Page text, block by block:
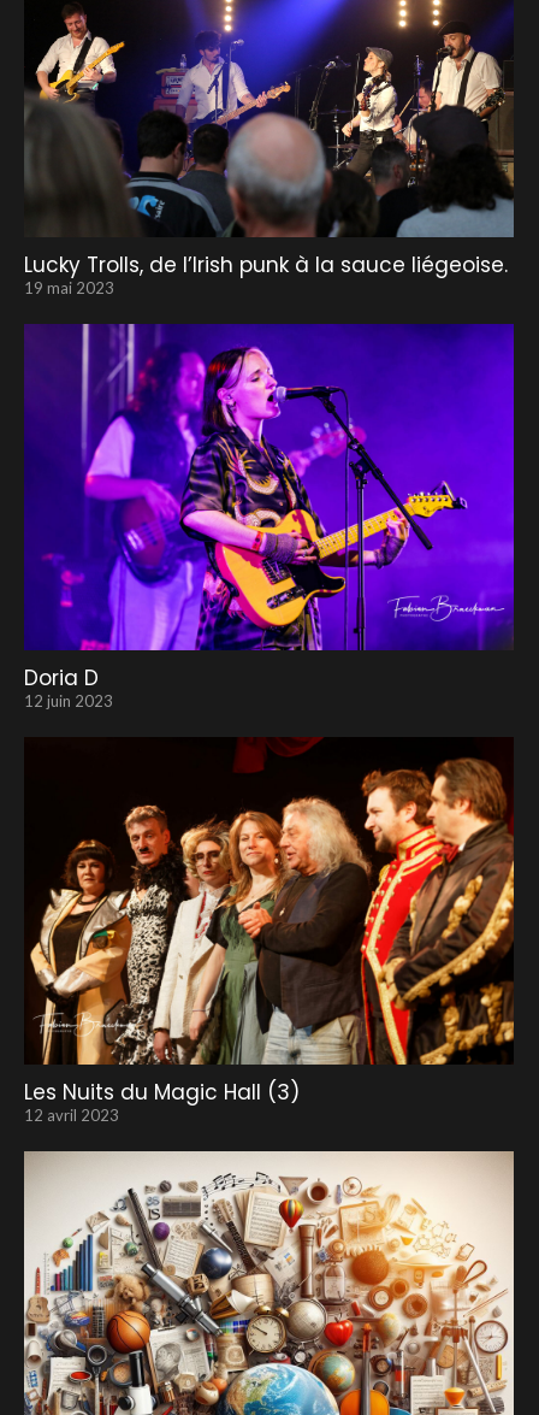
Lucky Trolls, de l’Irish punk à la sauce liégeoise.
19 mai 2023
Doria D
12 juin 2023
Les Nuits du Magic Hall (3)
12 avril 2023